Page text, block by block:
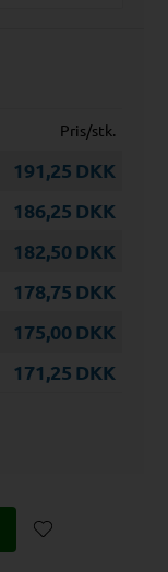
Pris/stk.
191,25 DKK
186,25 DKK
182,50DKK
178,75 DKK
175,00DKK
171,25 DKK